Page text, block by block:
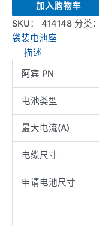
Battery
Holder
数
量
加入购物车
SKU： 414148 分类：
袋装电池座
描述
阿宾 PN
电池类型
最大电流(A)
电缆尺寸
申请电池尺寸